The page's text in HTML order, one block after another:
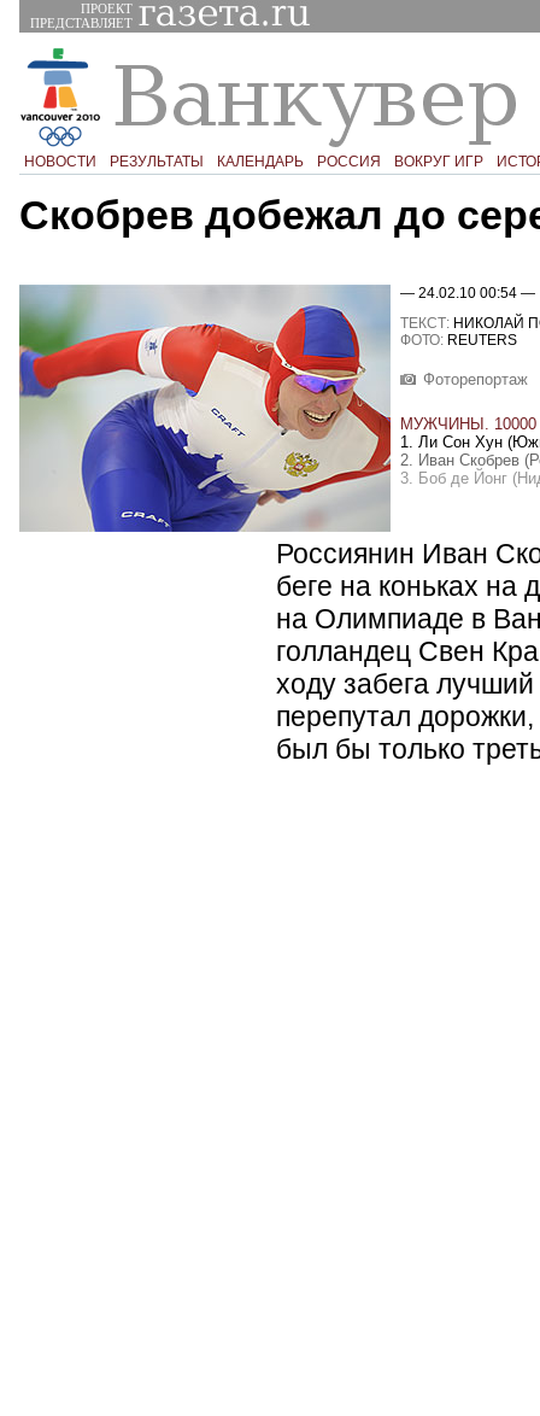
ПРОЕКТ
ПРЕДСТАВЛЯЕТ
НОВОСТИ РЕЗУЛЬТАТЫ КАЛЕНДАРЬ РОССИЯ ВОКРУГ ИГР
Скобрев добежал до
— 24.02.10 00:54 —
ТЕКСТ: НИКОЛАЙ
ФОТО: REUTERS
Фоторепортаж
МУЖЧИНЫ.
1. Ли Сон Хун
2. Иван Скобрев
3. Боб де Йонг
Россиянин Иван
беге на коньках на
на Олимпиаде в
голландец Свен
ходу забега
перепутал
был бы только